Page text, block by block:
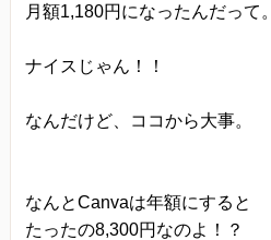
月額1,180円になったんだって。
ナイスじゃん！！
なんだけど、ココから大事。
なんとCanvaは年額にすると
たったの8,300円なのよ！？